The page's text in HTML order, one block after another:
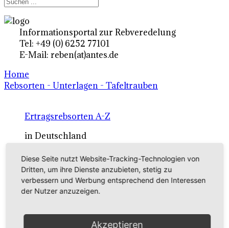
Informationsportal zur Rebveredelung
Tel: +49 (0) 6252 77101
E-Mail: reben(at)antes.de
Home
Rebsorten - Unterlagen - Tafeltrauben
Ertragsrebsorten A-Z
in Deutschland
Rebsorten international
externe Links
Tafeltraubensorten
Diese Seite nutzt Website-Tracking-Technologien von
Dritten, um ihre Dienste anzubieten, stetig zu
verbessern und Werbung entsprechend den Interessen
der Nutzer anzuzeigen.
Akzeptieren